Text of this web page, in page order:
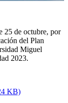
25 de octubre, por
del Plan
Miguel
2023.
KB)